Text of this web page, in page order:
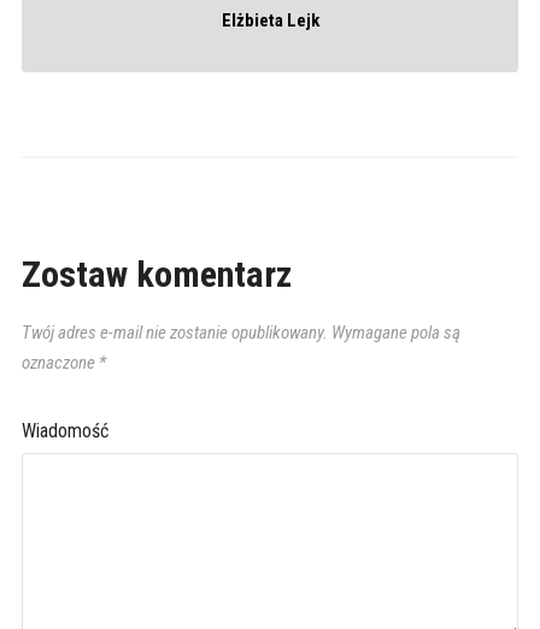
Elżbieta Lejk
Zostaw komentarz
Twój adres e-mail nie zostanie opublikowany. Wymagane pola są
oznaczone *
Wiadomość